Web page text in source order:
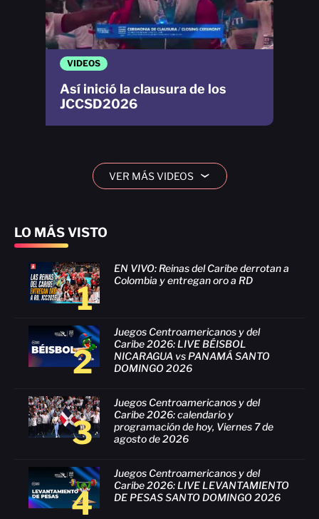
LO MÁS VISTO
1
EN VIVO: Reinas del Caribe derrotan a
Colombia y entregan oro a RD
2
Juegos Centroamericanos y del
Caribe 2026: LIVE BÉISBOL
NICARAGUA vs PANAMÁ SANTO
DOMINGO 2026
3
Juegos Centroamericanos y del
Caribe 2026: calendario y
programación de hoy, Viernes 7 de
agosto de 2026
4
Juegos Centroamericanos y del
Caribe 2026: LIVE LEVANTAMIENTO
DE PESAS SANTO DOMINGO 2026
VIDEOS
Así inició la clausura de los
JCCSD2026
VER MÁS VIDEOS ›